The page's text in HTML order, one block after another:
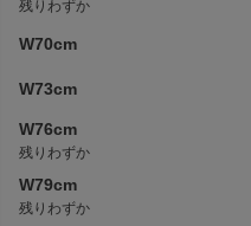
残りわずか
W70cm
W73cm
W76cm
残りわずか
W79cm
残りわずか